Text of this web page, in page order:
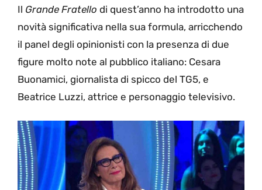
Il Grande Fratello di quest’anno ha introdotto una
novità significativa nella sua formula, arricchendo
il panel degli opinionisti con la presenza di due
figure molto note al pubblico italiano: Cesara
Buonamici, giornalista di spicco del TG5, e
Beatrice Luzzi, attrice e personaggio televisivo.